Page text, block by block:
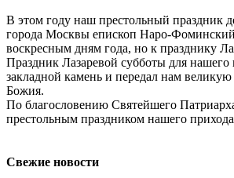
В этом году наш престольный праздник
города Москвы епископ Наро-
воскресным дням года, но к празднику
Праздник Лазаревой субботы для нашего
закладной камень и передал нам
Божия.
По благословению Святейшего
престольным праздником нашего
Свежие новости